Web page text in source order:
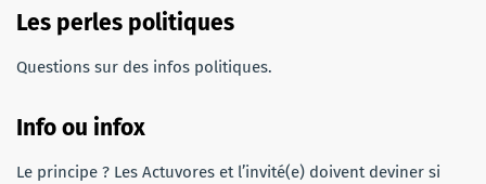
Les perles politiques
Questions sur des infos politiques.
Info ou infox
Le principe ? Les Actuvores et l’invité(e) doivent deviner si